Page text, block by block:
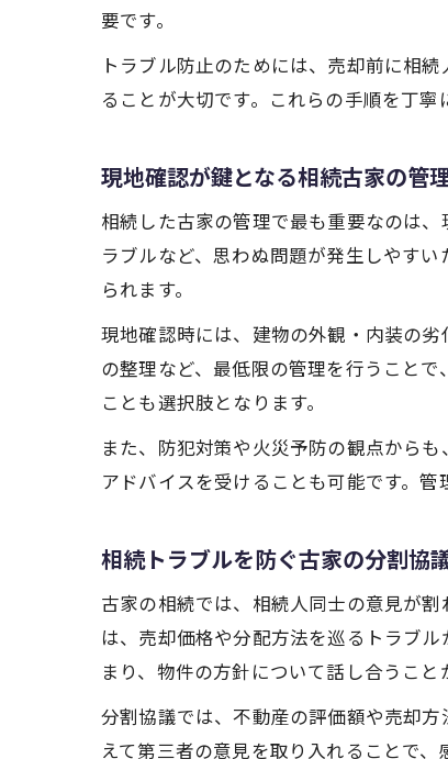
要です。
トラブル防止のためには、売却前に相
ることが大切です。これらの手順を丁寧
現地確認が鍵となる相続古家の管
相続した古家の管理で最も重要なのは
ラブルなど、思わぬ問題が発生しやす
られます。
現地確認時には、建物の外観・内装の
の整理など、最低限の管理を行うこと
ことも選択肢となります。
また、防犯対策や火災予防の観点から
アドバイスを受けることも可能です。
相続トラブルを防ぐ古家の分割協
古家の相続では、相続人同士の意見が
は、売却価格や分配方法を巡るトラブ
まり、物件の方針について話し合うこと
分割協議では、不動産の評価額や売却
えて第三者の意見を取り入れることで